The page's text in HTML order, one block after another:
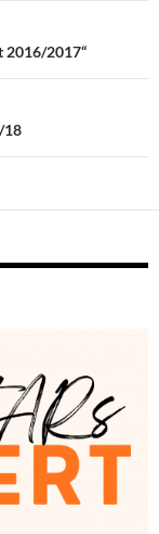
2016/2017“
18